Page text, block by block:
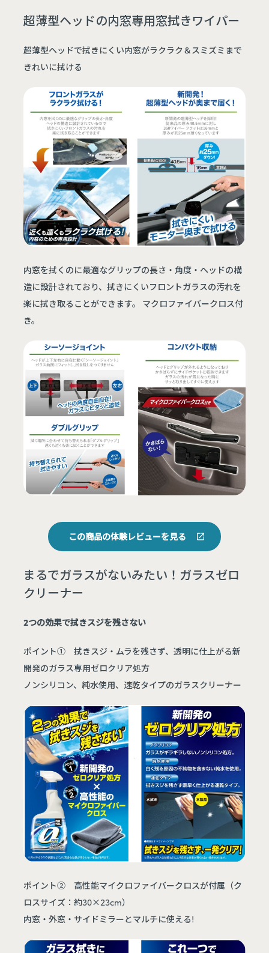
超薄型ヘッドの内窓専用窓拭きワイパー
超薄型ヘッドで拭きにくい内窓がラクラク＆スミズミまで
きれいに拭ける
内窓を拭くのに最適なグリップの長さ・角度・ヘッドの構
造に設計されており、拭きにくいフロントガラスの汚れを
楽に拭き取ることができます。 マクロファイバークロス付
き。
この商品の体験レビューを見る
まるでガラスがないみたい！ガラスゼロ
クリーナー
2つの効果で拭きスジを残さない
ポイント① 拭きスジ・ムラを残さず、透明に仕上がる新
開発のガラス専用ゼロクリア処方
ノンシリコン、純水使用、速乾タイプのガラスクリーナー
ポイント② 高性能マイクロファイバークロスが付属（ク
ロスサイズ：約30×23cm）
内窓・外窓・サイドミラーとマルチに使える!